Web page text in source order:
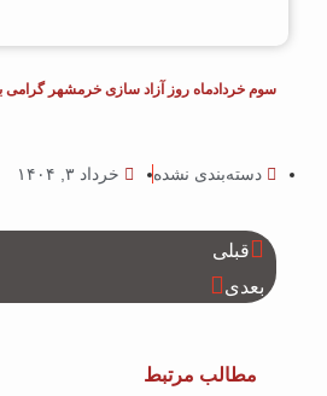
سوم خردادماه روز آزاد سازی خرمشهر گرامی باد
دسته‌بندی نشده خرداد ۳, ۱۴۰۴
قبلی
بعدی
مطالب مرتبط